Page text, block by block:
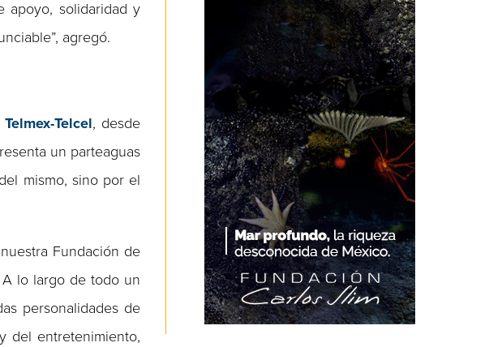
apoyo, solidaridad y
agregó.
Telcel, desde
un parteaguas
mismo, sino por el
Fundación de
lo largo de todo un
personalidades de
del entretenimiento,